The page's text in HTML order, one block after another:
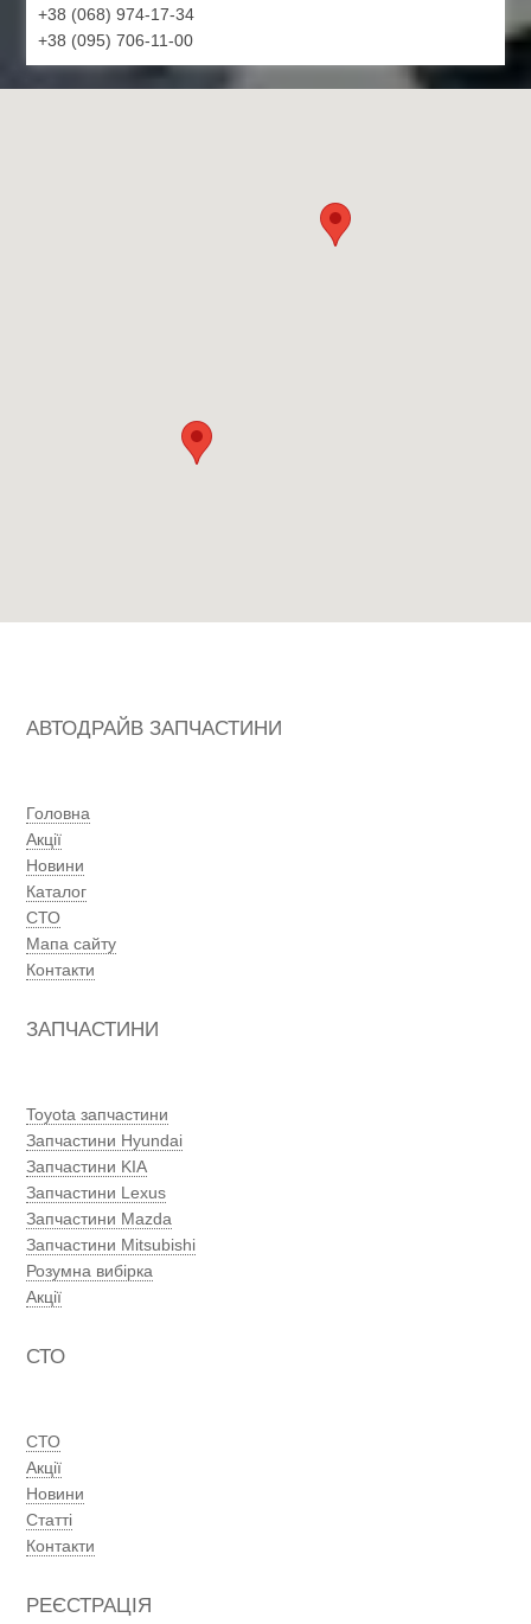
+38 (068) 974-17-34
+38 (095) 706-11-00
АВТОДРАЙВ ЗАПЧАСТИНИ
Головна
Акції
Новини
Каталог
СТО
Мапа сайту
Контакти
ЗАПЧАСТИНИ
Toyota запчастини
Запчастини Hyundai
Запчастини KIA
Запчастини Lexus
Запчастини Mazda
Запчастини Mitsubishi
Розумна вибірка
Акції
СТО
СТО
Акції
Новини
Статті
Контакти
РЕЄСТРАЦІЯ